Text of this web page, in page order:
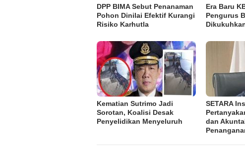
DPP BIMA Sebut Penanaman
Pohon Dinilai Efektif Kurangi
Risiko Karhutla
Era Baru
Pengurus
Kematian Sutrimo Jadi
Sorotan, Koalisi Desak
Penyelidikan Menyeluruh
SETARA
dan